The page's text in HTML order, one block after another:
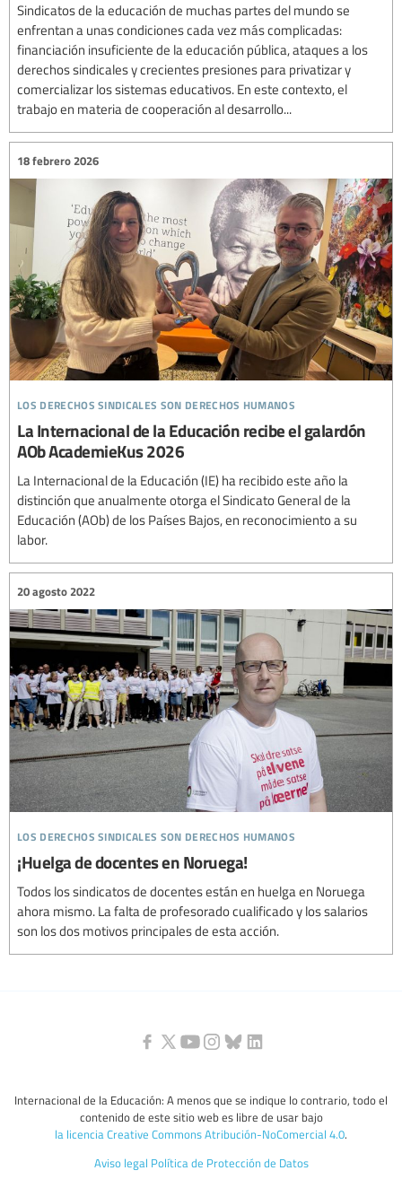
Sindicatos de la educación de muchas partes del mundo se
enfrentan a unas condiciones cada vez más complicadas:
financiación insuficiente de la educación pública, ataques a los
derechos sindicales y crecientes presiones para privatizar y
comercializar los sistemas educativos. En este contexto, el
trabajo en materia de cooperación al desarrollo...
los derechos sindicales son derechos humanos
18 febrero 2026
La Internacional de la Educación recibe el galardón
AOb AcademieKus 2026
La Internacional de la Educación (IE) ha recibido este año la
distinción que anualmente otorga el Sindicato General de la
Educación (AOb) de los Países Bajos, en reconocimiento a su
labor.
los derechos sindicales son derechos humanos
20 agosto 2022
¡Huelga de docentes en Noruega!
Todos los sindicatos de docentes están en huelga en Noruega
ahora mismo. La falta de profesorado cualificado y los salarios
son los dos motivos principales de esta acción.
Internacional de la Educación: A menos que se indique lo contrario, todo el
contenido de este sitio web es libre de usar bajo
la licencia Creative Commons Atribución-NoComercial 4.0.
Aviso legal Política de Protección de Datos